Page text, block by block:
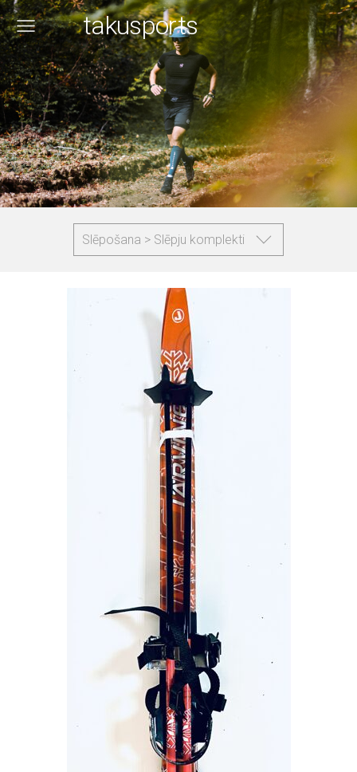
takusports
Slēpošana > Slēpju komplekti